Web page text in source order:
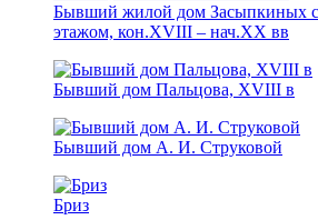
Бывший жилой дом Засыпкиных
этажом, кон.XVIII – нач.ХХ вв
Бывший дом Пальцова, XVIII в
Бывший дом А. И. Струковой
Бриз